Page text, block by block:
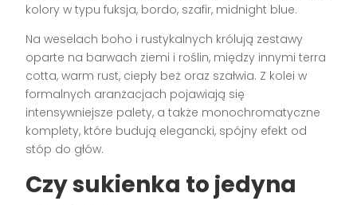
kolory w typu fuksja, bordo, szafir, midnight blue.
Na weselach boho i rustykalnych królują zestawy
oparte na barwach ziemi i roślin, między innymi terra
cotta, warm rust, ciepły beż oraz szałwia. Z kolei w
formalnych aranżacjach pojawiają się
intensywniejsze palety, a także monochromatyczne
komplety, które budują elegancki, spójny efekt od
stóp do głów.
Czy sukienka to jedyna